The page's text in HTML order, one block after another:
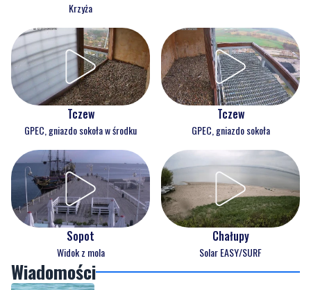
Krzyża
Tczew
GPEC, gniazdo sokoła w środku
Tczew
GPEC, gniazdo sokoła
Sopot
Widok z mola
Chałupy
Solar EASY/SURF
Wiadomości